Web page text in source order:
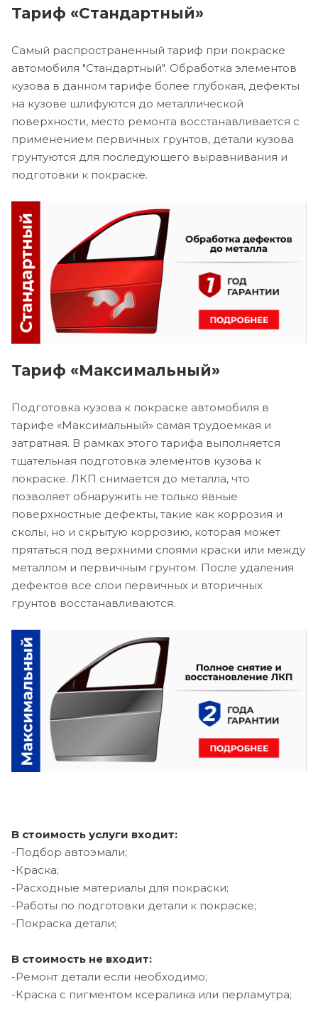
Тариф «Стандартный»
Самый распространенный тариф при покраске
автомобиля "Стандартный". Обработка элементов
кузова в данном тарифе более глубокая, дефекты
на кузове шлифуются до металлической
поверхности, место ремонта восстанавливается с
применением первичных грунтов, детали кузова
грунтуются для последующего выравнивания и
подготовки к покраске.
Тариф «Максимальный»
Подготовка кузова к покраске автомобиля в
тарифе «Максимальный» самая трудоемкая и
затратная. В рамках этого тарифа выполняется
тщательная подготовка элементов кузова к
покраске. ЛКП снимается до металла, что
позволяет обнаружить не только явные
поверхностные дефекты, такие как коррозия и
сколы, но и скрытую коррозию, которая может
прятаться под верхними слоями краски или между
металлом и первичным грунтом. После удаления
дефектов все слои первичных и вторичных
грунтов восстанавливаются.
В стоимость услуги входит:
-Подбор автоэмали;
-Краска;
-Расходные материалы для покраски;
-Работы по подготовки детали к покраске;
-Покраска детали;
В стоимость не входит:
-Ремонт детали если необходимо;
-Краска с пигментом ксералика или перламутра;